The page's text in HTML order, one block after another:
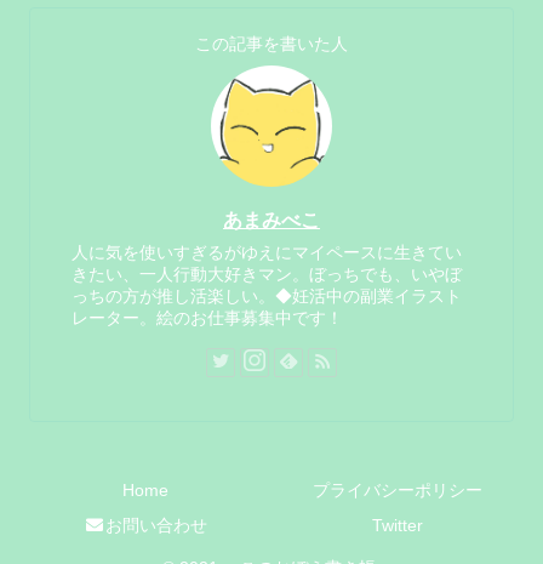
この記事を書いた人
あまみべこ
人に気を使いすぎるがゆえにマイペースに生きてい
きたい、一人行動大好きマン。ぼっちでも、いやぼ
っちの方が推し活楽しい。◆妊活中の副業イラスト
レーター。絵のお仕事募集中です！
Home
プライバシーポリシー
お問い合わせ
Twitter